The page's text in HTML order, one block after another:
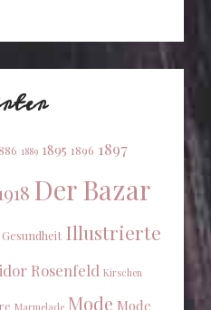
1889 1895 1896 1897
Der Bazar
Gesundheit Illustrierte
Rosenfeld Kirschen
Marmelade Mode Mode